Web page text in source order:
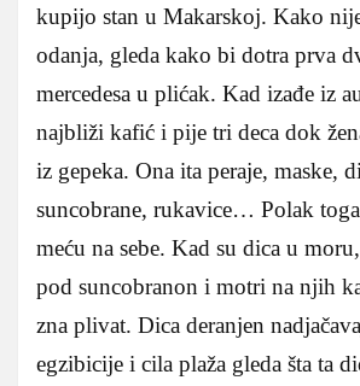
kupijo stan u Makarskoj. Kako
odanja, gleda kako bi dotra prva
mercedesa u plićak. Kad izađe iz
najbliži kafić i pije tri deca dok
iz gepeka. Ona ita peraje, maske,
suncobrane, rukavice… Polak
meću na sebe. Kad su dica u
pod suncobranon i motri na njih
zna plivat. Dica deranjen
egzibicije i cila plaža gleda šta ta